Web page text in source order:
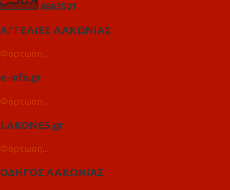
6863501
ΑΓΓΕΛΙΕΣ ΛΑΚΩΝΙΑΣ
Φόρτωση...
e-info.gr
Φόρτωση...
LAKONES.gr
Φόρτωση...
ΟΔΗΓΟΣ ΛΑΚΩΝΙΑΣ